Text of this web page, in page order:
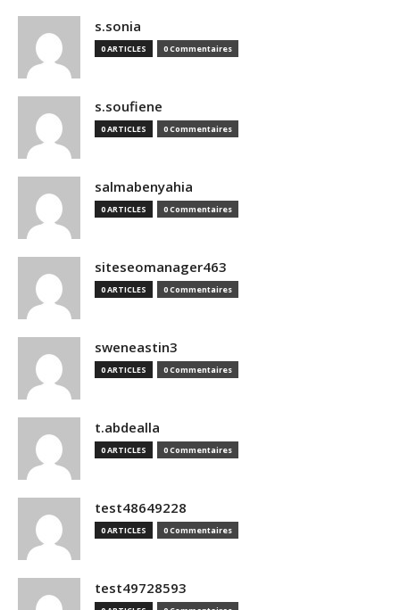
s.sonia
0 ARTICLES 0 Commentaires
s.soufiene
0 ARTICLES 0 Commentaires
salmabenyahia
0 ARTICLES 0 Commentaires
siteseomanager463
0 ARTICLES 0 Commentaires
sweneastin3
0 ARTICLES 0 Commentaires
t.abdealla
0 ARTICLES 0 Commentaires
test48649228
0 ARTICLES 0 Commentaires
test49728593